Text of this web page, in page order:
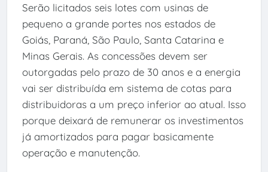
Serão licitados seis lotes com usinas de
pequeno a grande portes nos estados de
Goiás, Paraná, São Paulo, Santa Catarina e
Minas Gerais. As concessões devem ser
outorgadas pelo prazo de 30 anos e a energia
vai ser distribuída em sistema de cotas para
distribuidoras a um preço inferior ao atual. Isso
porque deixará de remunerar os investimentos
já amortizados para pagar basicamente
operação e manutenção.